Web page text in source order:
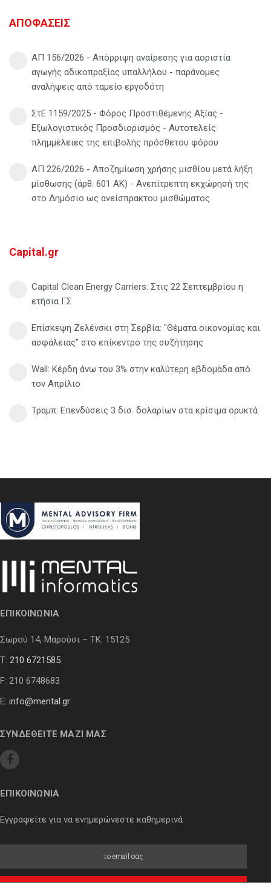
ΑΠΟΦΑΣΕΙΣ
ΑΠ 156/2026 - Απόρριψη αναίρεσης για αοριστία
αγωγής αδικοπραξίας υπαλλήλου - παράνομες
αναλήψεις από ταμείο εργοδότη
ΣτΕ 1159/2025 - Φόρος Προστιθέμενης Αξίας -
Εξωλογιστικός Προσδιορισμός - Αυτοτελείς
πλημμέλειες της επιβολής πρόσθετου φόρου
ΑΠ 226/2026 - Αποζημίωση χρήσης μισθίου μετά λήξη
μίσθωσης (άρθ. 601 ΑΚ) - Ανεπίτρεπτη εκχώρησή της
στο Δημόσιο ως ανείσπρακτου μισθώματος
Capital.gr
Capital Clean Energy Carriers: Στις 22 Σεπτεμβρίου η
ετήσια ΓΣ
Επίσκεψη Ζελένσκι στη Σερβία: "Θέματα οικονομίας και
ασφάλειας" στο επίκεντρο της συζήτησης
Wall: Κέρδη άνω του 3% στην καλύτερη εβδομάδα από
τον Απρίλιο
Τραμπ: Επενδύσεις 3 δισ. δολαρίων στα κρίσιμα ορυκτά
ΕΠΙΚΟΙΝΩΝΙΑ
Σωρού 14, Μαρούσι – ΤΚ: 15125
Τ: 210 6721585
F: 210 6748683
E: info@mental.gr
ΣΥΝΔΕΘΕΙΤΕ ΜΑΖΙ ΜΑΣ
ΕΠΙΚΟΙΝΩΝΙΑ
Εγγραφείτε για να ενημερώνεστε καθημερινά